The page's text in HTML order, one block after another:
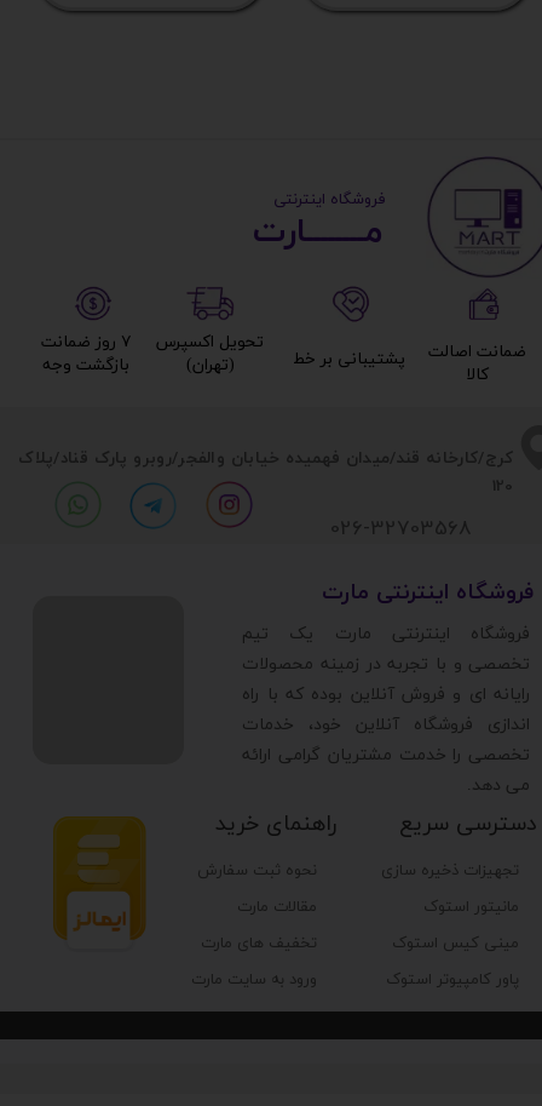
​​کرج/کارخانه قند/میدان فهمیده خیابان والفجر/روبرو پارک قناد/پلاک
120
تجهیزات ذخیره سازی
مانیتور استوک
مینی کیس استوک
پاور کامپیوتر استوک
دسترسی سریع راهنمای خرید
نحوه ثبت سفارش
مقالات مارت
تخفیف های مارت
ورود به سایت مارت
​فروشگاه اینترنتی مارت
​فروشگاه اینترنتی مارت یک تیم
تخصصی و با تجربه در زمینه محصولات
رایانه ای و فروش آنلاین بوده که با راه
اندازی فروشگاه آنلاین خود، خدمات
تخصصی را خدمت مشتریان گرامی ارائه
می دهد.
026-32703568
مــــــــارت​​​​​​
​ ​فروشگاه اینترنتی
۷ روز ضمانت
بازگشت وجه​​​​​​​
تحویل اکسپرس
(تهران)​​​​​​​
پشتیبانی بر خط​​​​​​​
ضمانت اصالت
کالا​​​​​​​